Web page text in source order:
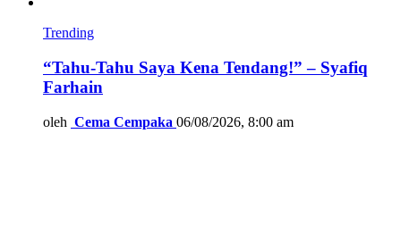
Trending
“Tahu-Tahu Saya Kena Tendang!” – Syafiq
Farhain
oleh Cema Cempaka 06/08/2026, 8:00 am